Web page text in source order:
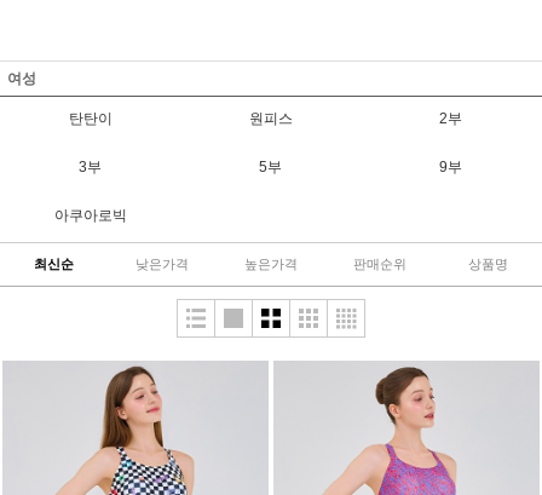
여성
탄탄이 원피스 2부
3부 5부 9부
아쿠아로빅
최신순 낮은가격 높은가격 판매순위 상품명